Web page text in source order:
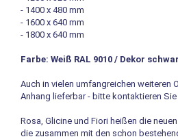
- 1400 x 480 mm
- 1600 x 640 mm
- 1800 x 640 mm
Farbe: Weiß RAL 9010 / Dekor
Auch in vielen umfangreichen weiteren
Anhang lieferbar - bitte kontaktieren
Rosa, Glicine und Fiori heißen die
die zusammen mit den schon